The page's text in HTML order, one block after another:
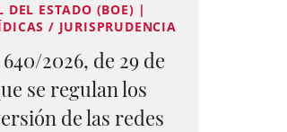
DEL ESTADO (BOE) |
/ JURISPRUDENCIA
2026, de 29 de
se regulan los
de las redes